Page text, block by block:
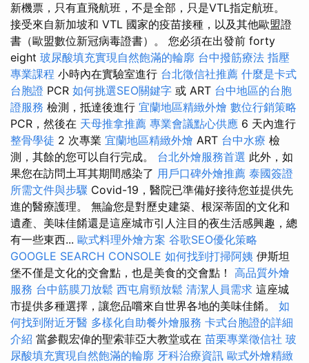
新機票，只有直飛航班，不是全部，只是VTL指定航班。
接受來自新加坡和 VTL 國家的疫苗接種，以及其他歐盟證
書（歐盟數位新冠病毒證書）。 您必須在出發前 forty
eight 玻尿酸填充實現自然飽滿的輪廓 台中撥筋療法 指壓
專業課程 小時內在實驗室進行 台北徵信社推薦 什麼是卡式
台胞證 PCR 如何挑選SEO關鍵字 或 ART 台中地區的台胞
證服務 檢測，抵達後進行 宜蘭地區精緻外燴 數位行銷策略
PCR，然後在 天母推拿推薦 專業會議點心供應 6 天內進行
整骨學徒 2 次專業 宜蘭地區精緻外燴 ART 台中水療 檢
測，其餘的您可以自行完成。 台北外燴服務首選 此外，如
果您在訪問土耳其期間感染了 用戶口碑外燴推薦 泰國簽證
所需文件與步驟 Covid-19，醫院已準備好接待您並提供先
進的醫療護理。 無論您是對歷史建築、根深蒂固的文化和
遺產、美味佳餚還是這座城市引人​​注目的夜生活感興趣，總
有一些東西... 歐式料理外燴方案 谷歌SEO優化策略
GOOGLE SEARCH CONSOLE 如何找到打掃阿姨 伊斯坦
堡不僅是文化的交會點，也是美食的交會點！ 高品質外燴
服務 台中筋膜刀放鬆 西屯肩頸放鬆 清潔人員需求 這座城
市提供多種選擇，讓您品嚐來自世界各地的美味佳餚。 如
何找到附近牙醫 多樣化自助餐外燴服務 卡式台胞證的詳細
介紹 當參觀宏偉的聖索菲亞大教堂或在 苗栗專業徵信社 玻
尿酸填充實現自然飽滿的輪廓 牙科治療資訊 歐式外燴精緻